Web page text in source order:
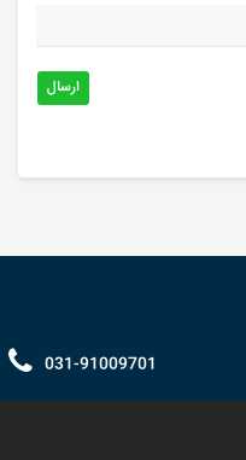
ارسال
031-91009701